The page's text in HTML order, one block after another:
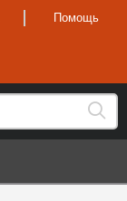
Помощь